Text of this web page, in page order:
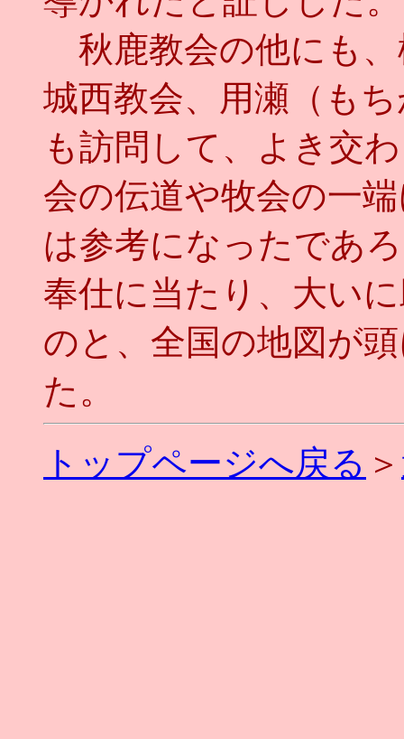
秋鹿教会の他にも、
城西教会、用瀬（も
も訪問して、よき交
会の伝道や牧会の一
は参考になったであ
奉仕に当たり、大い
のと、全国の地図が
た。
トップページへ戻る ＞